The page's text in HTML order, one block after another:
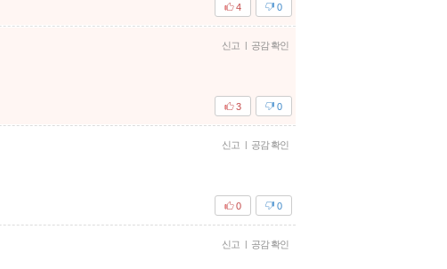
0
4
신고 | 공감 확인
0
3
신고 | 공감 확인
0
0
신고 | 공감 확인